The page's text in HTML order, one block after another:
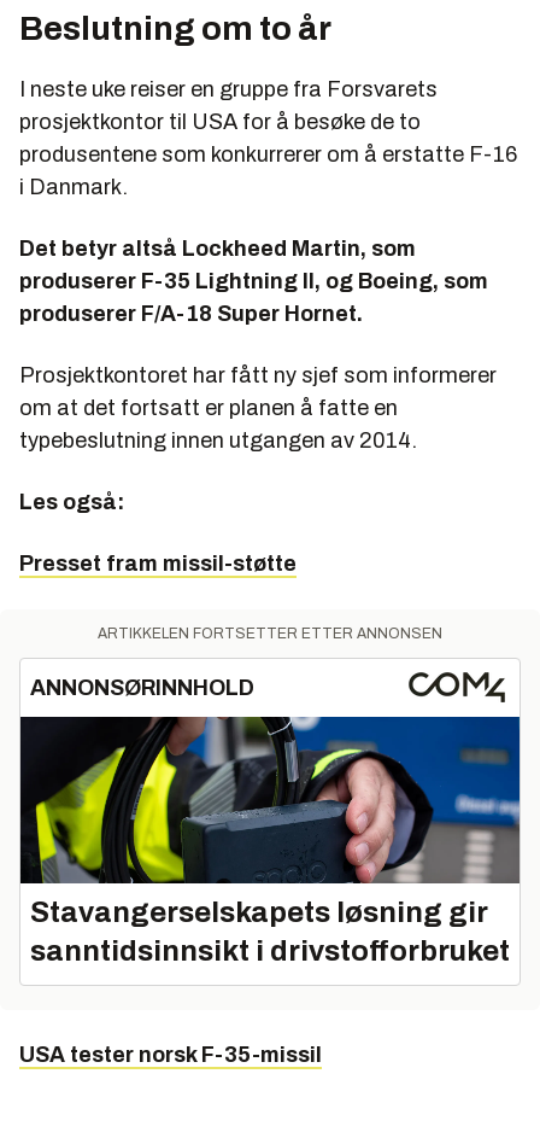
Beslutning om to år
I neste uke reiser en gruppe fra Forsvarets
prosjektkontor til USA for å besøke de to
produsentene som konkurrerer om å erstatte F-16
i Danmark.
Det betyr altså Lockheed Martin, som
produserer F-35 Lightning II, og Boeing, som
produserer F/A-18 Super Hornet.
Prosjektkontoret har fått ny sjef som informerer
om at det fortsatt er planen å fatte en
typebeslutning innen utgangen av 2014.
Les også:
Presset fram missil-støtte
ARTIKKELEN FORTSETTER ETTER ANNONSEN
ANNONSØRINNHOLD
Stavangerselskapets løsning gir
sanntidsinnsikt i drivstofforbruket
USA tester norsk F-35-missil